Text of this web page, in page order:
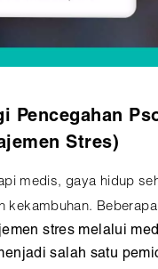
Pencegahan
Stres)
medis, gaya hidup
kekambuhan.
stres melalui
salah satu